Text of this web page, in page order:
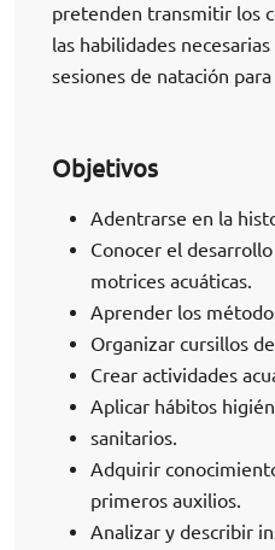
pretenden transmitir los
las habilidades
sesiones de natación para
Objetivos
Adentrarse en la
Conocer el
motrices acuáticas.
Aprender los
Organizar cursillos
Crear actividades
Aplicar hábitos
sanitarios.
Adquirir
primeros auxilios.
Analizar y describir